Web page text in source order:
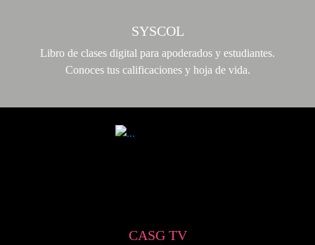
SYSCOL
Libro de clases digital para apoderados y estudiantes.
Conoces tus calificaciones y hoja de vida.
CASG TV